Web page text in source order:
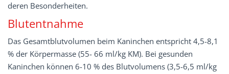
deren Besonderheiten.
Blutentnahme
Das Gesamtblutvolumen beim Kaninchen entspricht 4,5-8,1
% der Körpermasse (55- 66 ml/kg KM). Bei gesunden
Kaninchen können 6-10 % des Blutvolumens (3,5-6,5 ml/kg